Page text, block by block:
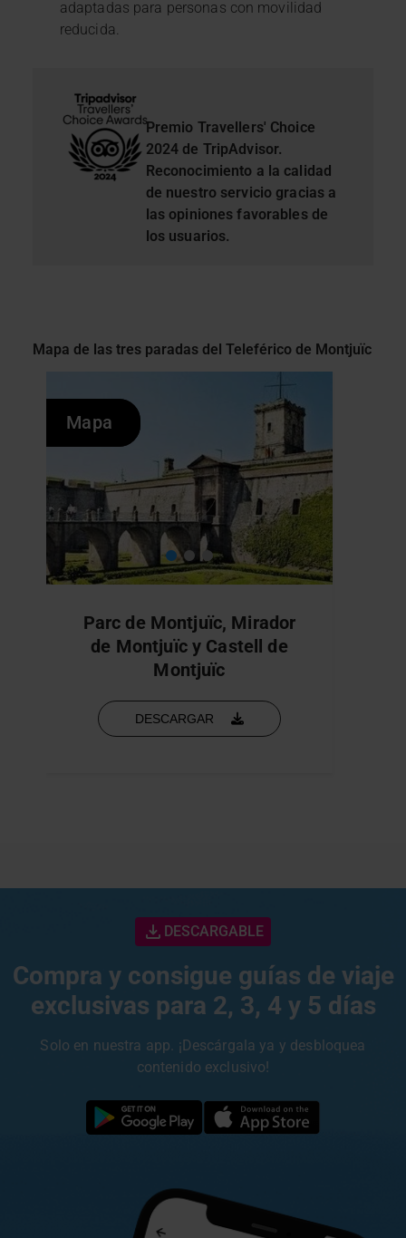
experiencia de usuario.
Las cookies necesarias son imprescindibles para el
Política de cookies
En cualquier momento de la navegación en esta web,
podrás modificar tu selección de cookies seleccionando
la opción “Gestor de cookies”, que encontrarás en el
menú de la parte inferior de la web.
adaptadas para personas con movilidad
reducida.
Premio Travellers' Choice
2024 de TripAdvisor.
Reconocimiento a la calidad
de nuestro servicio gracias a
las opiniones favorables de
los usuarios.
Mapa de las tres paradas del Teleférico de Montjuïc
Mapa
Parc de Montjuïc, Mirador
de Montjuïc y Castell de
Montjuïc
Mapa
DESCARGAR
DESCARGABLE
Compra y consigue guías de viaje
exclusivas para 2, 3, 4 y 5 días
Solo en nuestra app. ¡Descárgala ya y desbloquea
contenido exclusivo!